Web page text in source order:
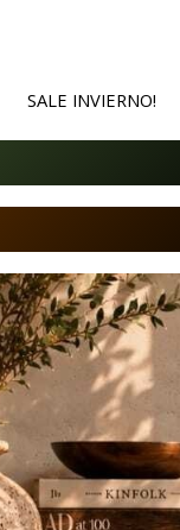
SALE INVIERNO!